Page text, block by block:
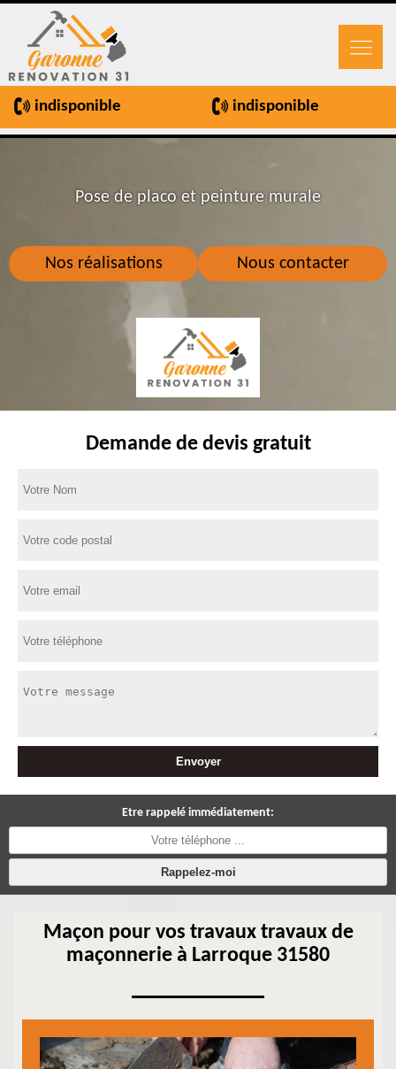
indisponible indisponible
Nos réalisations Nous contacter
Pose de placo et peinture murale
Demande de devis gratuit
Etre rappelé immédiatement:
Maçon pour vos travaux travaux de
maçonnerie à Larroque 31580